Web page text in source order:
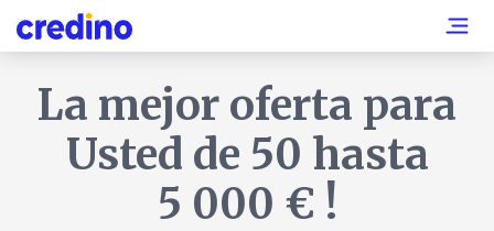
La mejor oferta para
Usted de 50 hasta
5 000 € !